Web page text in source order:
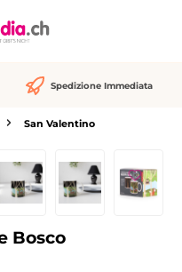
Spedizione Immediata
San Valentino
Bosco